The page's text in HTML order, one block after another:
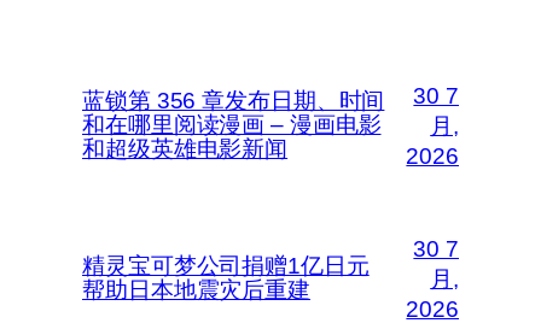
蓝锁第 356 章发布日期、时间
和在哪里阅读漫画 – 漫画电影
和超级英雄电影新闻
30 7
月,
2026
精灵宝可梦公司捐赠1亿日元
帮助日本地震灾后重建
30 7
月,
2026